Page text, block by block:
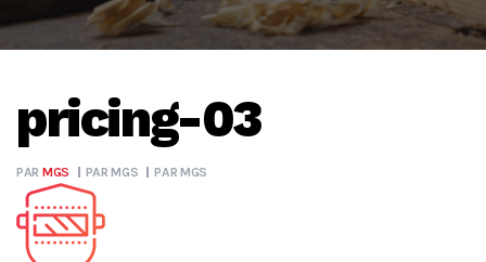
pricing-03
PAR MGS PARMGS PARMGS